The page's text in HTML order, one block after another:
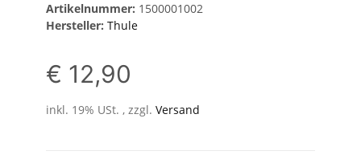
Artikelnummer: 1500001002
Hersteller: Thule
€ 12,90
inkl. 19% USt. , zzgl. Versand